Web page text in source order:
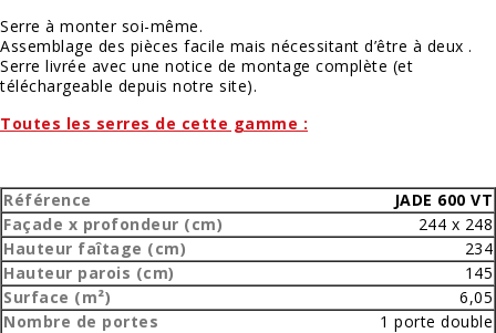
Serre à monter soi-même.
Assemblage des pièces facile mais nécessitant d’être à deux .
Serre livrée avec une notice de montage complète (et
téléchargeable depuis notre site).
Toutes les serres de cette gamme :
JADE 600 VT
244 x 248
234
145
6,05
1 porte double